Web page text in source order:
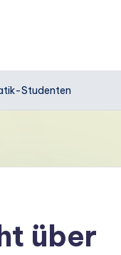
Studenten
über